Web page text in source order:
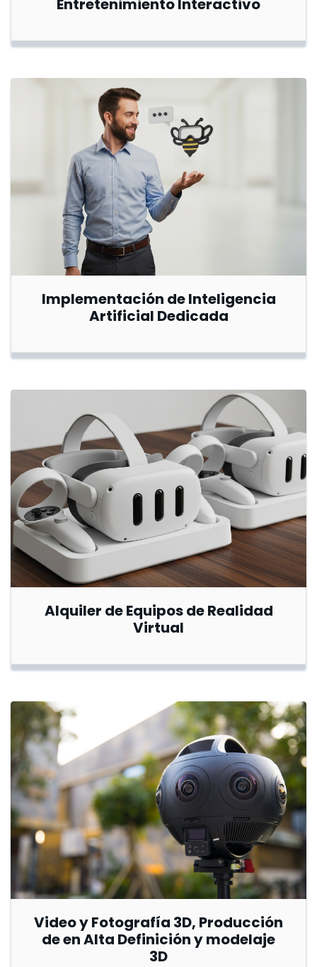
Entretenimiento Interactivo
Implementación de Inteligencia
Artificial Dedicada
Alquiler de Equipos de Realidad
Virtual
Video y Fotografía 3D, Producción
de en Alta Definición y modelaje
3D